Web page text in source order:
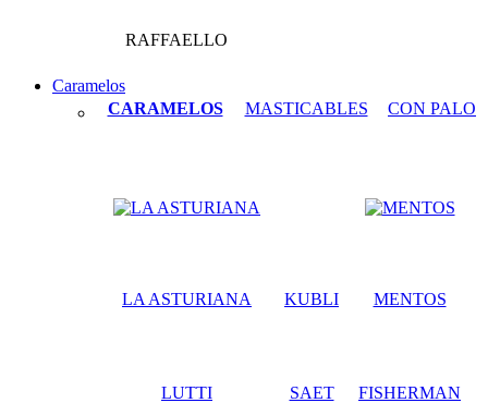
RAFFAELLO
Caramelos
CARAMELOS
MASTICABLES CON PALO
LA ASTURIANA KUBLI MENTOS
LUTTI SAET FISHERMAN